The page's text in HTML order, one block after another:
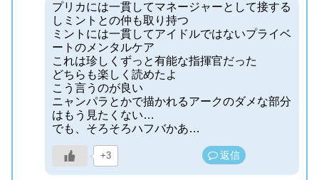
プリカには一貫してマネージャーとして接する
しミントとの仲も取り持つ
ミントには一貫してアイドルではないプライベ
ートのメンタルケア
これは珍しくずっと有能な指揮官だった
どちらも楽しく読めたよ
こう言うのが良い
ニャンパラとかで描かれるアークのダメな部分
はもう見たくない…
でも、そろそろハフバかあ…
+3 返信